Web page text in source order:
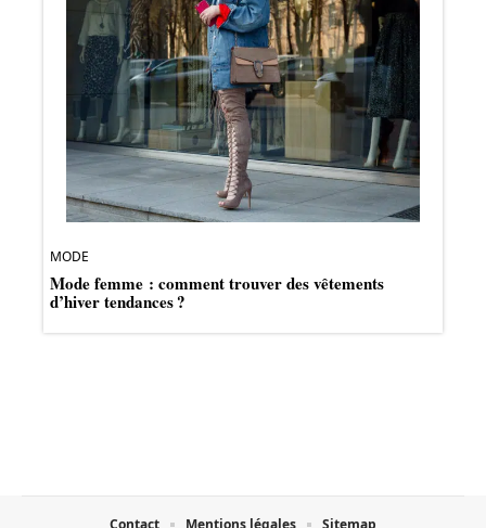
MODE
Mode femme : comment trouver des vêtements
d’hiver tendances ?